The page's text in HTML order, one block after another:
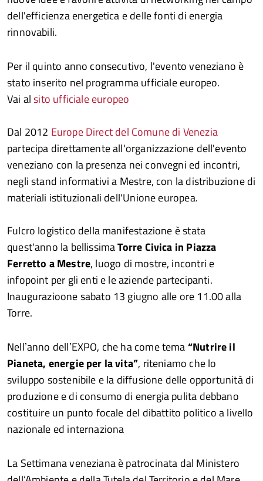
dell'efficienza energetica e delle fonti di energia
rinnovabili.
Per il quinto anno consecutivo, l'evento veneziano è
stato inserito nel programma ufficiale europeo.
Vai alsito ufficiale europeo
Dal 2012 Europe Direct del Comune di Venezia
partecipa direttamente all'organizzazione dell'evento
veneziano con la presenza nei convegni ed incontri,
negli stand informativi a Mestre, con la distribuzione di
materiali istituzionali dell'Unione europea.
Fulcro logistico della manifestazione è stata
quest'anno la bellissimaTorre Civica in Piazza
Ferretto a Mestre, luogo di mostre, incontri e
infopoint per gli enti e le aziende partecipanti.
Inaugurazioone sabato 13 giugno alle ore 11.00 alla
Torre.
Nellʼanno dellʼEXPO, che ha come tema“Nutrire il
Pianeta, energie per la vita”, riteniamo che lo
sviluppo sostenibile e la diffusione delle opportunità di
produzione e di consumo di energia pulita debbano
costituire un punto focale del dibattito politico a livello
nazionale ed internaziona
La Settimana veneziana è patrocinata dal Ministero